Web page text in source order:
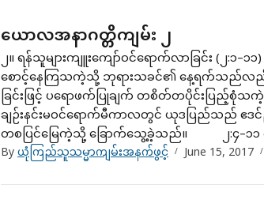
ယောလအနာဂတ္တိကျမ်း ၂
၂။ ရန်သူများကျူးကျော်ဝင်ရောက်လာခြင်း (၂
စောင့်နေကြသကဲ့သို့ ဘုရားသခင်၏ နေ့ရက်သည်လည်း
ခြင်းဖြင့် ပရောဖက်ပြုချက် တစိတ်တပိုင်းပြည့်စုံ
ချဉ်းနင်းမဝင်ရောက်မီကာလတွင် ယုဒပြည်သည်
တစပြင်မြေကဲ့သို့ ခြောက်သွေ့ခဲ့သည်။ ၂:၄–၁၁ က
Byယုံကြည်သူသမ္မာကျမ်းအနက်ဖွင့် June 15, 2017